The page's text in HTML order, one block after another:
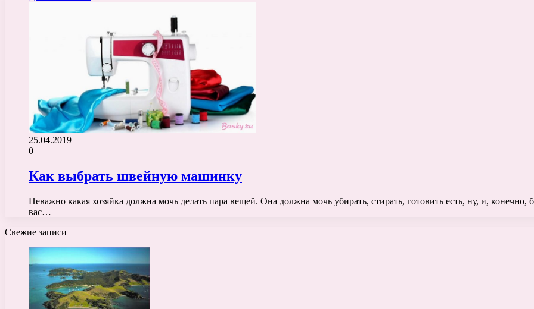
25.04.2019
0
Как выбрать швейную машинку
Неважно какая хозяйка должна мочь делать пара вещей. Она должна мочь убирать, стирать, готовить есть, ну, и,
вас…
Свежие записи